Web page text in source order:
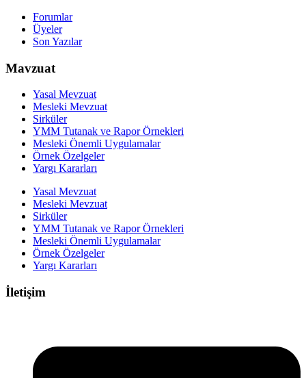
Forumlar
Üyeler
Son Yazılar
Mavzuat
Yasal Mevzuat
Mesleki Mevzuat
Sirküler
YMM Tutanak ve Rapor Örnekleri
Mesleki Önemli Uygulamalar
Örnek Özelgeler
Yargı Kararları
Yasal Mevzuat
Mesleki Mevzuat
Sirküler
YMM Tutanak ve Rapor Örnekleri
Mesleki Önemli Uygulamalar
Örnek Özelgeler
Yargı Kararları
İletişim